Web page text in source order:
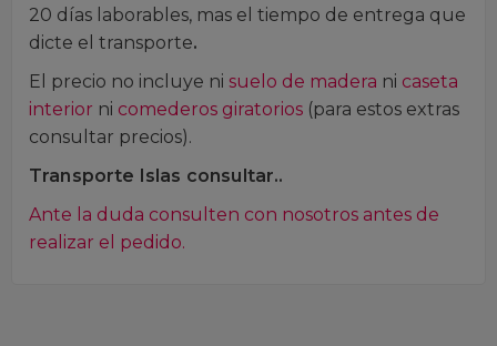
20 días laborables, mas el tiempo de entrega que
dicte el transporte.
El precio no incluye ni suelo de madera ni caseta
interior ni comederos giratorios (para estos extras
consultar precios).
Transporte Islas consultar..
Ante la duda consulten con nosotros antes de
realizar el pedido.